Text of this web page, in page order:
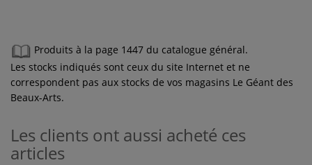
Produits à la page 1447 du catalogue général.
Les stocks indiqués sont ceux du site Internet et ne
correspondent pas aux stocks de vos magasins Le Géant des
Beaux-Arts.
Les clients ont aussi acheté ces
articles